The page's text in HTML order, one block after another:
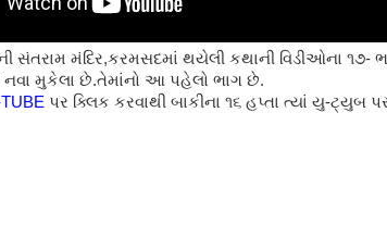
સંતરામ મંદિર,કરમસદમાં થયેલી કથાની વિડીઓના ૧૭-
મુકેલા છે.તેમાંનો આ પહેલો ભાગ છે.
પર ક્લિક કરવાથી બાકીના ૧૬ હપ્તા ત્યાં યુ-ટ્યુબ